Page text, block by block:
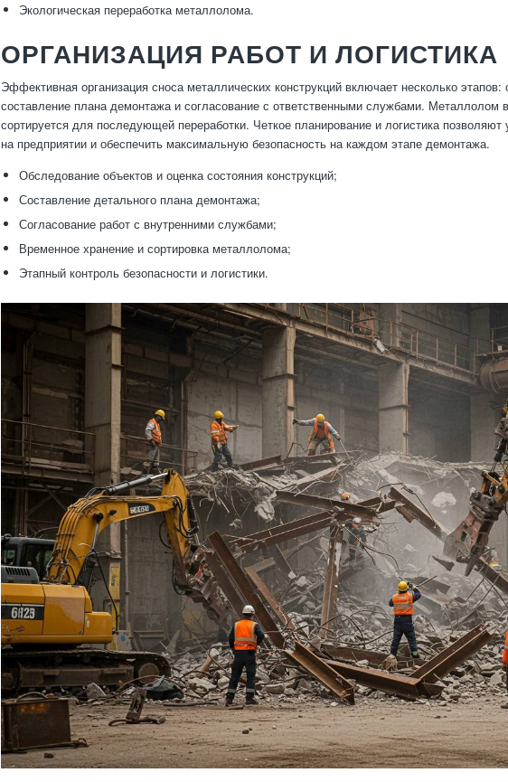
Экологическая переработка металлолома.
ОРГАНИЗАЦИЯ РАБОТ И ЛОГИСТИКА
Эффективная организация сноса металлических конструкций включает несколько
составление плана демонтажа и согласование с ответственными службами.
сортируется для последующей переработки. Четкое планирование и логистика
на предприятии и обеспечить максимальную безопасность на каждом этапе демонтажа.
Обследование объектов и оценка состояния конструкций;
Составление детального плана демонтажа;
Согласование работ с внутренними службами;
Временное хранение и сортировка металлолома;
Этапный контроль безопасности и логистики.